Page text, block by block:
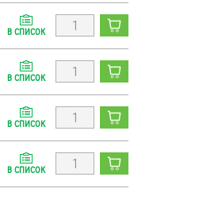
В СПИСОК
В СПИСОК
В СПИСОК
В СПИСОК